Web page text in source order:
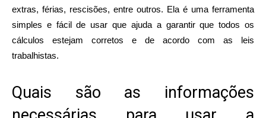
extras, férias, rescisões, entre outros. Ela é uma ferramenta
simples e fácil de usar que ajuda a garantir que todos os
cálculos estejam corretos e de acordo com as leis
trabalhistas.
Quais são as informações